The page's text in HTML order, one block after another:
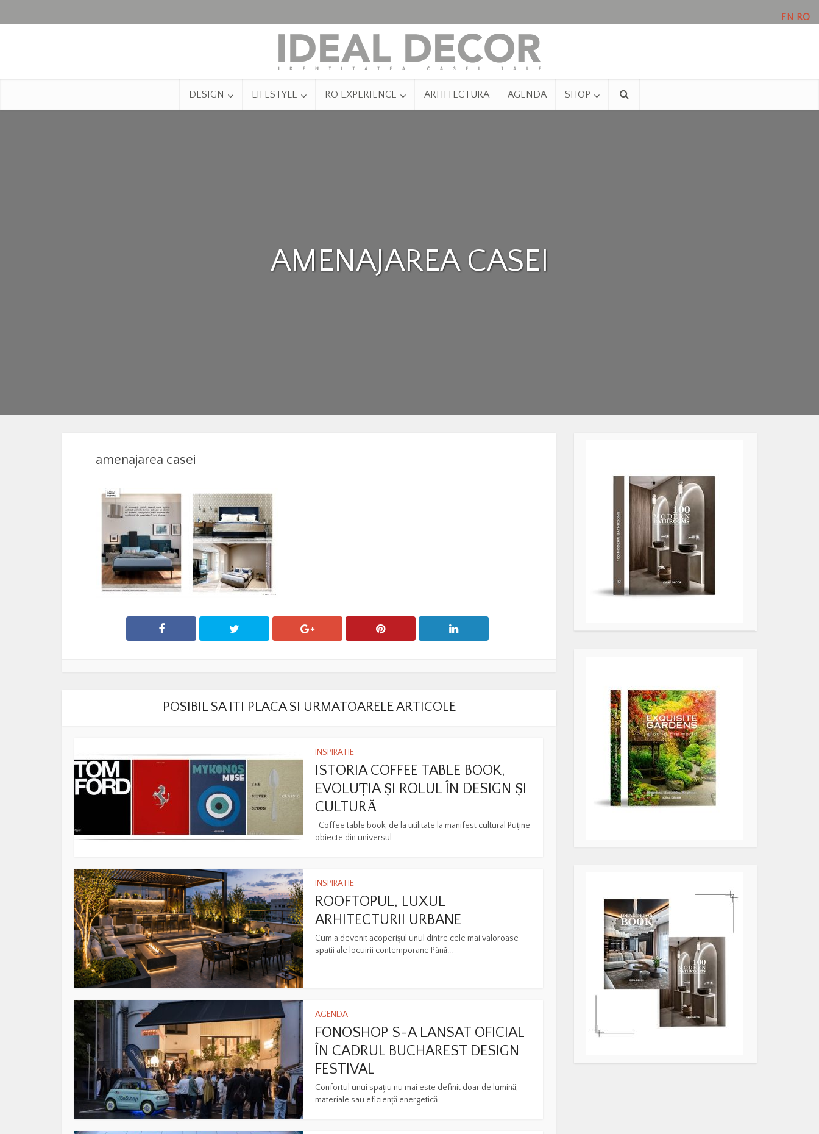
DESIGN LIFESTYLE RO EXPERIENCE ARHITECTURA AGENDA SHOP
AMENAJAREA CASEI
amenajarea casei
POSIBIL SA ITI PLACA SI URMATOARELE ARTICOLE
INSPIRATIE
ISTORIA COFFEE TABLE BOOK,
EVOLUȚIA ȘI ROLUL ÎN DESIGN ȘI
CULTURĂ
Coffee table book, de la utilitate la manifest cultural Puține
obiecte din universul...
INSPIRATIE
ROOFTOPUL, LUXUL
ARHITECTURII URBANE
Cum a devenit acoperișul unul dintre cele mai valoroase
spații ale locuirii contemporane Până...
AGENDA
FONOSHOP S-A LANSAT OFICIAL
ÎN CADRUL BUCHAREST DESIGN
FESTIVAL
Confortul unui spațiu nu mai este definit doar de lumină,
materiale sau eficiență energetică...
EN RO